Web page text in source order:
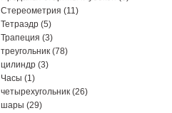
Стереометрия (11)
Тетраэдр (5)
Трапеция (3)
треугольник (78)
цилиндр (3)
Часы (1)
четырехугольник (26)
шары (29)